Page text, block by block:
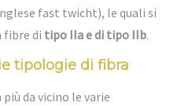
fast twicht), le quali si
fibre di tipo IIa e di tipo IIb.
tipologie di fibra
da vicino le varie